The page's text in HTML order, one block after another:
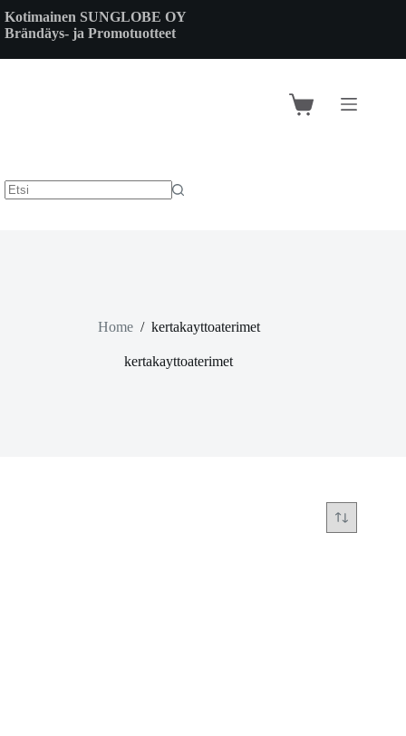
to
content
Kotimainen SUNGLOBE OY
Brändäys- ja Promotuotteet
Shopping
Home / kertakayttoaterimet
kertakayttoaterimet